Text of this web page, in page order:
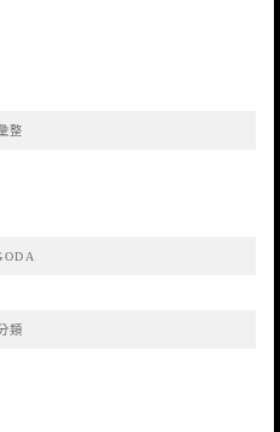
整
類